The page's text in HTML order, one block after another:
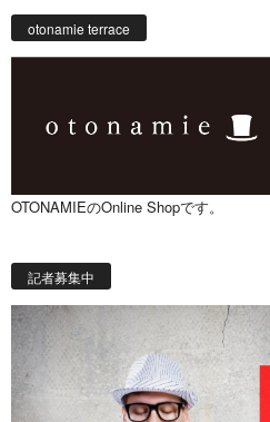
otonamie terrace
OTONAMIEのOnline Shopです。
記者募集中